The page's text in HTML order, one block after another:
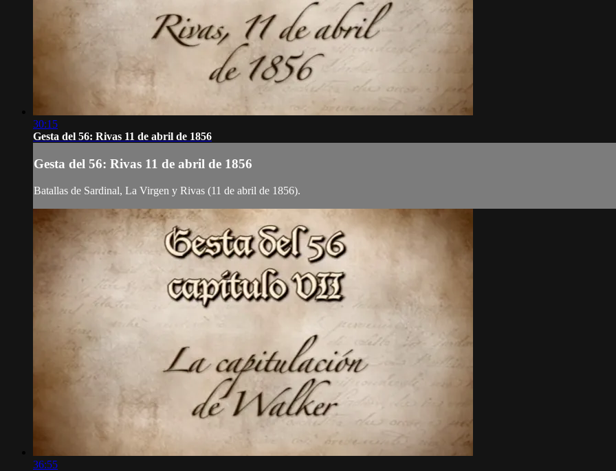
30:15
Gesta del 56: Rivas 11 de abril de 1856
Gesta del 56: Rivas 11 de abril de 1856
Batallas de Sardinal, La Virgen y Rivas (11 de abril de 1856).
36:55